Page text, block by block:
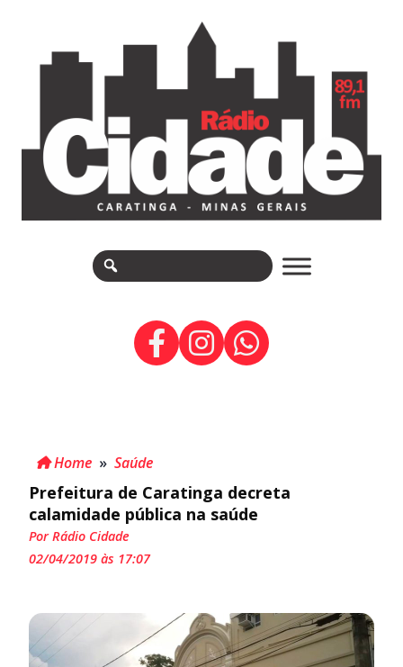
Home » Saúde
Prefeitura de Caratinga decreta
calamidade pública na saúde
Por Rádio Cidade
02/04/2019 às 17:07